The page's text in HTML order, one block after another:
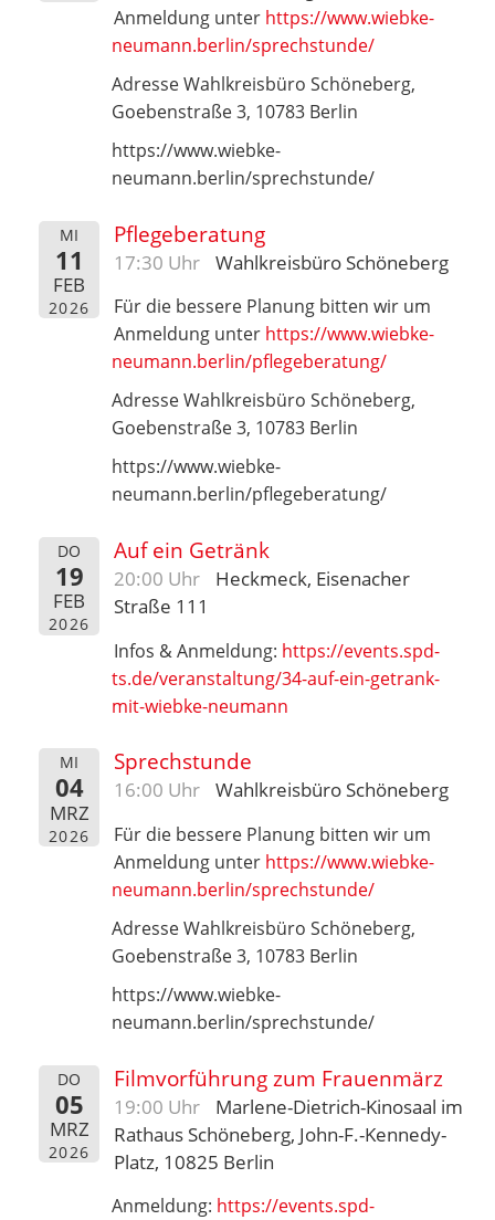
Anmeldung unter https://www.wiebke-
neumann.berlin/sprechstunde/
Adresse Wahlkreisbüro Schöneberg,
Goebenstraße 3, 10783 Berlin
https://www.wiebke-
neumann.berlin/sprechstunde/
MI
11
FEB
2026
Pflegeberatung
17:30 Uhr Wahlkreisbüro Schöneberg
Für die bessere Planung bitten wir um
Anmeldung unter https://www.wiebke-
neumann.berlin/pflegeberatung/
Adresse Wahlkreisbüro Schöneberg,
Goebenstraße 3, 10783 Berlin
https://www.wiebke-
neumann.berlin/pflegeberatung/
DO
19
FEB
2026
Auf ein Getränk
20:00 Uhr
Heckmeck, Eisenacher
Straße 111
Infos & Anmeldung: https://events.spd-
ts.de/veranstaltung/34-auf-ein-getrank-
mit-wiebke-neumann
MI
04
MRZ
2026
Sprechstunde
16:00 Uhr Wahlkreisbüro Schöneberg
Für die bessere Planung bitten wir um
Anmeldung unter https://www.wiebke-
neumann.berlin/sprechstunde/
Adresse Wahlkreisbüro Schöneberg,
Goebenstraße 3, 10783 Berlin
https://www.wiebke-
neumann.berlin/sprechstunde/
DO
05
MRZ
2026
Filmvorführung zum Frauenmärz
19:00 Uhr
Marlene-Dietrich-Kinosaal im
Rathaus Schöneberg, John-F.-Kennedy-
Platz, 10825 Berlin
Anmeldung: https://events.spd-